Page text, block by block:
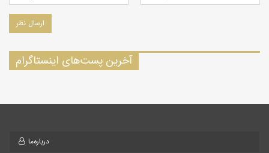
آخرین پست‌های اینستاگرام
درباره‌ما